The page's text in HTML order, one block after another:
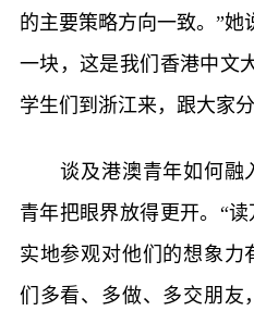
的主要策略方向一致。”她
一块，这是我们香港中文
学生们到浙江来，跟大家
谈及港澳青年如何融
青年把眼界放得更开。“读
实地参观对他们的想象力
们多看、多做、多交朋友